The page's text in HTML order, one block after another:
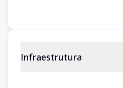
Infraestrutura